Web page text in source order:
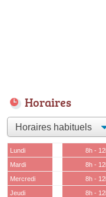
Horaires
Lundi 8h -
Mardi
8h -
Mercredi
8h -
Jeudi
8h -